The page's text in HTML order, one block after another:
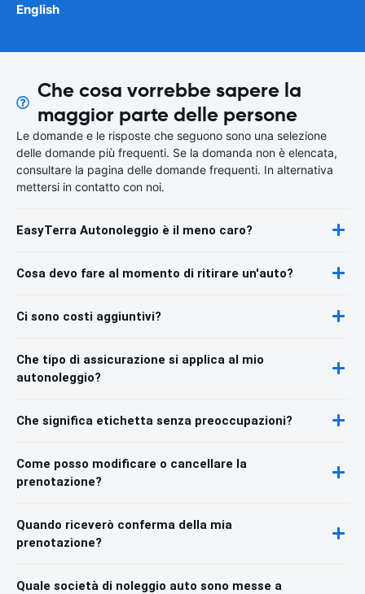
English
Che cosa vorrebbe sapere la
maggior parte delle persone
Le domande e le risposte che seguono sono una selezione
delle domande più frequenti. Se la domanda non è elencata,
consultare la pagina delle domande frequenti. In alternativa
mettersi in contatto con noi.
EasyTerra Autonoleggio è il meno caro?
Cosa devo fare al momento di ritirare un'auto?
Ci sono costi aggiuntivi?
Che tipo di assicurazione si applica al mio
autonoleggio?
Che significa etichetta senza preoccupazioni?
Come posso modificare o cancellare la
prenotazione?
Quando riceverò conferma della mia
prenotazione?
Quale società di noleggio auto sono messe a